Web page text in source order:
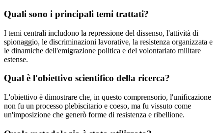
Quali sono i principali temi trattati?
I temi centrali includono la repressione del dissenso, l'attività di
spionaggio, le discriminazioni lavorative, la resistenza organizzata e
le dinamiche dell'emigrazione politica e del volontariato militare
estense.
Qual è l'obiettivo scientifico della ricerca?
L'obiettivo è dimostrare che, in questo comprensorio, l'unificazione
non fu un processo plebiscitario e coeso, ma fu vissuto come
un'imposizione che generò forme di resistenza e ribellione.